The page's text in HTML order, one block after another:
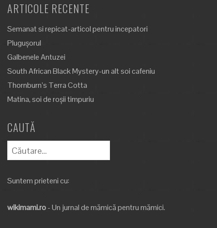
ARTICOLE RECENTE
Semanat si repicat-articol pentru incepatori
Plugușorul
Galbenele Antuzei
South African Black Mystery-un alt soi cafeniu
Thornburn’s Terra Cotta
Matina, soi de roșii timpuriu
CAUTĂ
Caută
după:
Suntem prieteni cu:
wikimami.ro- Un jurnal de mămică pentru mămici.